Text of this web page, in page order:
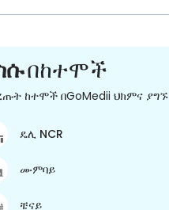
በከተሞች
ከተሞች በGoMedii ህክምና ያግኙ
ዴሊ NCR
ሙምባይ
ቼናይ